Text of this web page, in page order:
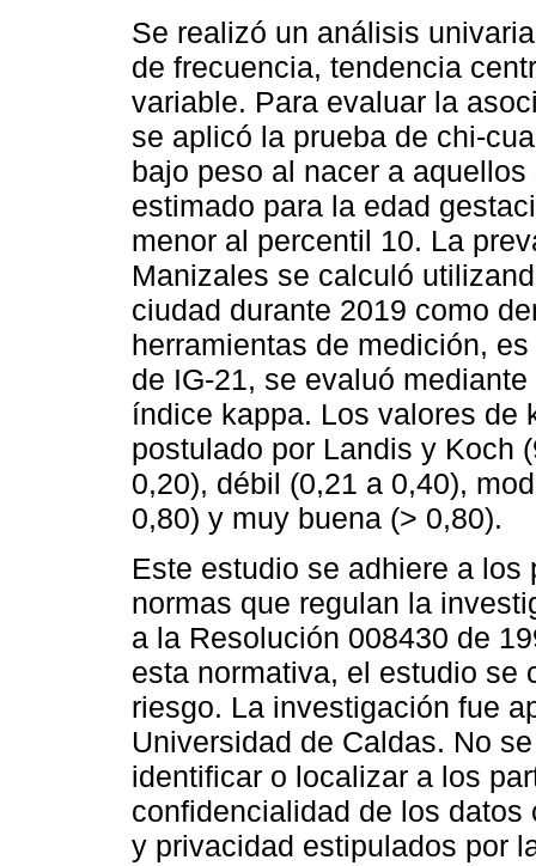
Se realizó un análisis
de frecuencia, tendencia
variable. Para evaluar la
se aplicó la prueba de chi-
bajo peso al nacer a
estimado para la edad
menor al percentil 10. La
Manizales se calculó
ciudad durante 2019 como
herramientas de medición,
de IG-21, se evaluó
índice kappa. Los valores de
postulado por Landis y Koch
0,20), débil (0,21 a 0,40),
0,80) y muy buena (> 0,80).
Este estudio se adhiere a
normas que regulan la
a la Resolución 008430 de
esta normativa, el estudio se
riesgo. La investigación fue
Universidad de Caldas. No
identificar o localizar a los
confidencialidad de los
y privacidad estipulados por